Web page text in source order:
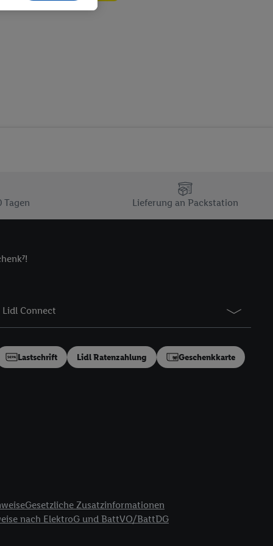
Tagen Lieferung an Packstation
Lidl Connect
Lastschrift Lidl Ratenzahlung Geschenkkarte
Gesetzliche Zusatzinformationen
nach ElektroG und BattVO/BattDG
Speichern von
auszuspielen.
E-Mail-
verfügbar ist.
zu erfassen.
Dritten betrieben
speziell zur
generell zu
einen Klick auf
sämtlicher
Ihre Einwilligung
für Werbung und
und
Quellen,